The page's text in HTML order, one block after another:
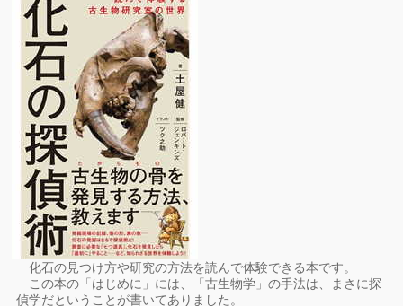
化石の見つけ方や研究の方法を読んで体験できる本です。
この本の「はじめに」には、「古生物学」の手法は、まさに探
偵学だということが書いてありました。